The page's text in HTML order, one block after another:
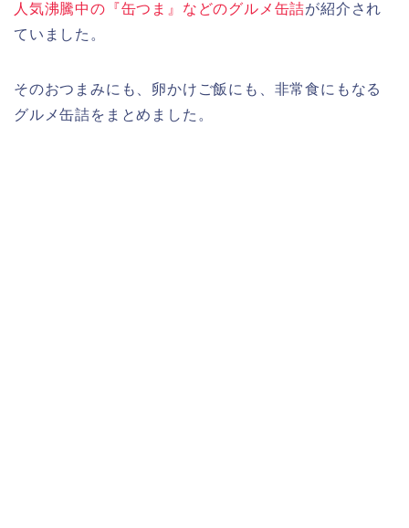
人気沸騰中の『缶つま』などのグルメ缶詰が紹介され
ていました。
そのおつまみにも、卵かけご飯にも、非常食にもなる
グルメ缶詰をまとめました。